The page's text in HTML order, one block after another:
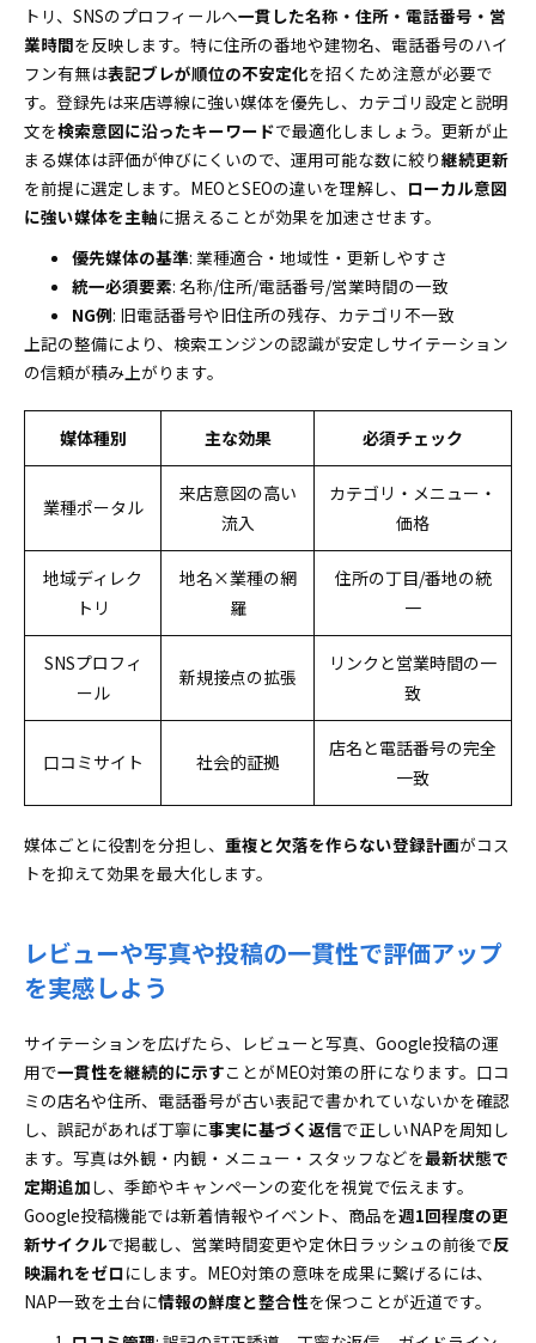
トリ、SNSのプロフィールへ一貫した名称・住所・電話番号・営
業時間を反映します。特に住所の番地や建物名、電話番号のハイ
フン有無は表記ブレが順位の不安定化を招くため注意が必要で
す。登録先は来店導線に強い媒体を優先し、カテゴリ設定と説明
文を検索意図に沿ったキーワードで最適化しましょう。更新が止
まる媒体は評価が伸びにくいので、運用可能な数に絞り継続更新
を前提に選定します。MEOとSEOの違いを理解し、 ローカル意図
に強い媒体を主軸に据えることが効果を加速させます。
優先媒体の基準: 業種適合・地域性・更新しやすさ
統一必須要素: 名称/住所/電話番号/営業時間の一致
NG例: 旧電話番号や旧住所の残存、カテゴリ不一致
上記の整備により、検索エンジンの認識が安定しサイテーション
の信頼が積み上がります。
媒体種別 主な効果 必須チェック
業種ポータル
来店意図の高い
流入
カテゴリ・メニュー・
価格
地域ディレク
トリ
地名×業種の網
羅
住所の丁目/番地の統
一
SNSプロフィ
ール
新規接点の拡張
リンクと営業時間の一
致
口コミサイト 社会的証拠
店名と電話番号の完全
一致
媒体ごとに役割を分担し、 重複と欠落を作らない登録計画がコス
トを抑えて効果を最大化します。
レビューや写真や投稿の一貫性で評価アップ
を実感しよう
サイテーションを広げたら、レビューと写真、Google投稿の運
用で一貫性を継続的に示すことがMEO対策の肝になります。口コ
ミの店名や住所、電話番号が古い表記で書かれていないかを確認
し、誤記があれば丁寧に事実に基づく返信で正しいNAPを周知し
ます。写真は外観・内観・メニュー・スタッフなどを最新状態で
定期追加 し、季節やキャンペーンの変化を視覚で伝えます。
Google投稿機能では新着情報やイベント、商品を週1回程度の更
新サイクルで掲載し、営業時間変更や定休日ラッシュの前後で反
映漏れをゼロにします。MEO対策の意味を成果に繋げるには、
NAP一致を土台に情報の鮮度と整合性を保つことが近道です。